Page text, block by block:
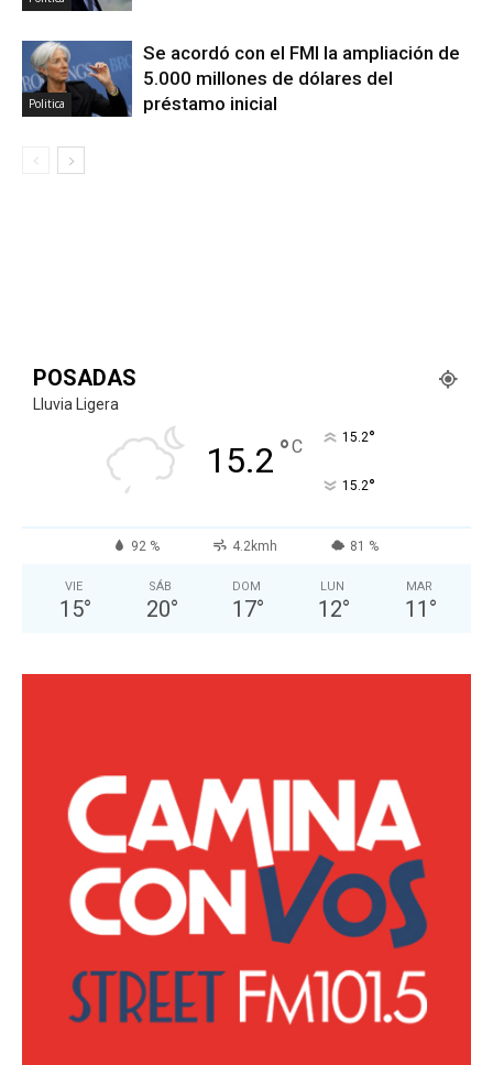
Politica
Se acordó con el FMI la ampliación de
5.000 millones de dólares del
préstamo inicial
POSADAS
Lluvia Ligera
15.2 °C 15.2°
15.2°
92 % 4.2kmh 81 %
VIE
15°
SÁB
20°
DOM
17°
LUN
12°
MAR
11 °